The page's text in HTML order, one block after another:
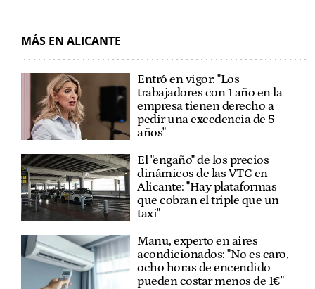
MÁS EN ALICANTE
Entró en vigor: "Los
trabajadores con 1 año en la
empresa tienen derecho a
pedir una excedencia de 5
años"
El "engaño" de los precios
dinámicos de las VTC en
Alicante: "Hay plataformas
que cobran el triple que un
taxi"
Manu, experto en aires
acondicionados: "No es caro,
ocho horas de encendido
pueden costar menos de 1€"